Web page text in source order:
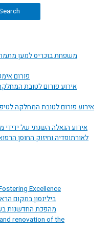
פורום אימפקט 15.6.2026
אירוע הגאלה השנתי של ידידי
Excellence
בילינסון במקום
מהפכת החדשנות
renovation of the